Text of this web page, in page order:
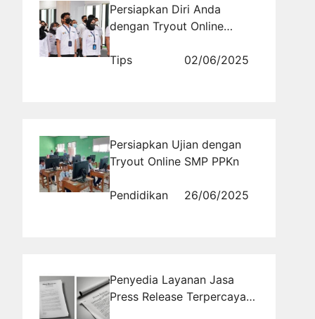
Persiapkan Diri Anda
dengan Tryout Online
dan Pembahasannya
Tips 02/06/2025
Persiapkan Ujian dengan
Tryout Online SMP PPKn
Pendidikan 26/06/2025
Penyedia Layanan Jasa
Press Release Terpercaya